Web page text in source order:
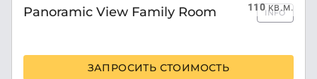
110кв.м.
Panoramic View Family Room INFO
ЗАПРОСИТЬ СТОИМОСТЬ